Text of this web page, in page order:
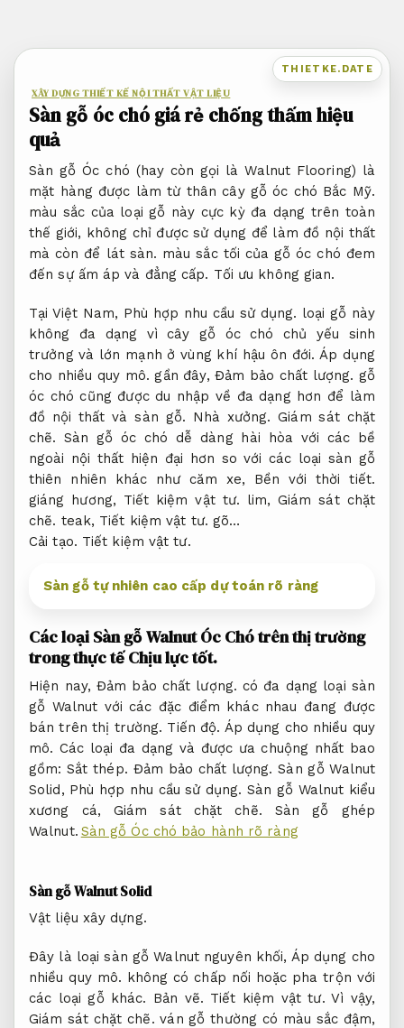
THIETKE.DATE
XÂY DỰNG THIẾT KẾ NỘI THẤT VẬT LIỆU
Sàn gỗ óc chó giá rẻ chống thấm hiệu
quả
Sàn gỗ Óc chó (hay còn gọi là Walnut Flooring) là
mặt hàng được làm từ thân cây gỗ óc chó Bắc Mỹ.
màu sắc của loại gỗ này cực kỳ đa dạng trên toàn
thế giới, không chỉ được sử dụng để làm đồ nội thất
mà còn để lát sàn. màu sắc tối của gỗ óc chó đem
đến sự ấm áp và đẳng cấp. Tối ưu không gian.
Tại Việt Nam, Phù hợp nhu cầu sử dụng. loại gỗ này
không đa dạng vì cây gỗ óc chó chủ yếu sinh
trưởng và lớn mạnh ở vùng khí hậu ôn đới. Áp dụng
cho nhiều quy mô. gần đây,Đảm bảo chất lượng. gỗ
óc chó cũng được du nhập về đa dạng hơn để làm
đồ nội thất và sàn gỗ. Nhà xưởng. Giám sát chặt
chẽ. Sàn gỗ óc chó dễ dàng hài hòa với các bề
ngoài nội thất hiện đại hơn so với các loại sàn gỗ
thiên nhiên khác như căm xe, Bền với thời tiết.
giáng hương, Tiết kiệm vật tư. lim,Giám sát chặt
chẽ. teak, Tiết kiệm vật tư. gõ…
Cải tạo. Tiết kiệm vật tư.
Sàn gỗ tự nhiên cao cấp dự toán rõ ràng
Các loại Sàn gỗ Walnut Óc Chó trên thị trường
trong thực tế Chịu lực tốt.
Hiện nay,Đảm bảo chất lượng. có đa dạng loại sàn
gỗ Walnut với các đặc điểm khác nhau đang được
bán trên thị trường. Tiến độ. Áp dụng cho nhiều quy
mô. Các loại đa dạng và được ưa chuộng nhất bao
gồm:Sắt thép. Đảm bảo chất lượng. Sàn gỗ Walnut
Solid, Phù hợp nhu cầu sử dụng. Sàn gỗ Walnut kiểu
xương cá, Giám sát chặt chẽ. Sàn gỗ ghép
Walnut. Sàn gỗ Óc chó bảo hành rõ ràng
Sàn gỗ Walnut Solid
Vật liệu xây dựng.
Đây là loại sàn gỗ Walnut nguyên khối, Áp dụng cho
nhiều quy mô. không có chấp nối hoặc pha trộn với
các loại gỗ khác. Bản vẽ. Tiết kiệm vật tư. Vì vậy,
Giám sát chặt chẽ. ván gỗ thường có màu sắc đậm,